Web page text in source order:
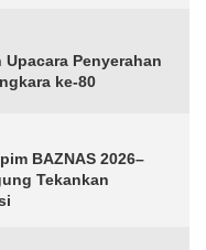
Penyerahan
ke-80
BAZNAS 2026–
Tekankan